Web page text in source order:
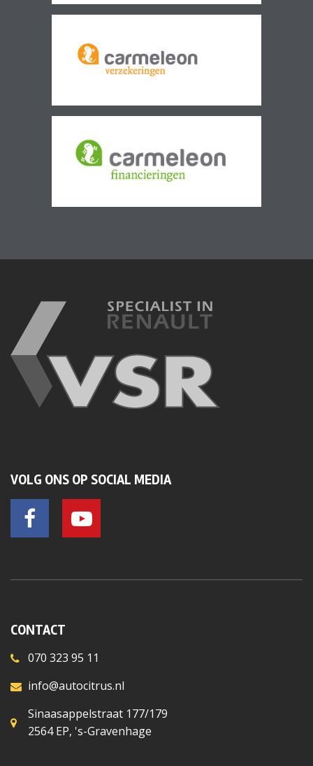
VOLG ONS OP SOCIAL MEDIA
CONTACT
070 323 95 11
info@autocitrus.nl
Sinaasappelstraat 177/179
2564 EP, 's-Gravenhage